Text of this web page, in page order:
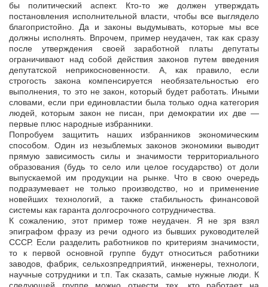
бы политический аспект. Кто-то же должен утверждать
постановления исполнительной власти, чтобы все выглядело
благопристойно. Да и законы выдумывать, которые мы все
должны исполнять. Впрочем, пример неудачен, так как сразу
после утверждения своей заработной платы депутаты
ограничивают над собой действия законов путем введения
депутатской неприкосновенности. А, как правило, если
строгость закона компенсируется необязательностью его
выполнения, то это не закон, который будет работать. Иными
словами, если при единовластии была только одна категория
людей, которым закон не писан, при демократии их две —
первые плюс народные избранники.
Попробуем защитить наших избранников экономическим
способом. Один из незыблемых законов экономики выводит
прямую зависимость силы и значимости территориального
образования (будь то село или целое государство) от доли
выпускаемой им продукции на рынке. Что в свою очередь
подразумевает не только производство, но и применение
новейших технологий, а также стабильность финансовой
системы как гаранта долгосрочного сотрудничества.
К сожалению, этот пример тоже неудачен. Я не зря взял
эпиграфом фразу из речи одного из бывших руководителей
СССР. Если разделить работников по критериям значимости,
то к первой основной группе будут относиться работники
заводов, фабрик, сельхозпредприятий, инженеры, технологи,
научные сотрудники и т.п. Так сказать, самые нужные люди. К